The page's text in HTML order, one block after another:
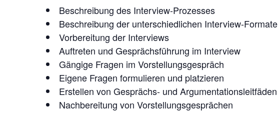
Beschreibung des Interview-Prozesses
Beschreibung der unterschiedlichen Interview-Formate
Vorbereitung der Interviews
Auftreten und Gesprächsführung im Interview
Gängige Fragen im Vorstellungsgespräch
Eigene Fragen formulieren und platzieren
Erstellen von Gesprächs- und Argumentationsleitfäden
Nachbereitung von Vorstellungsgesprächen